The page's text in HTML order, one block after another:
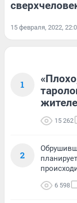
15 февраля, 2022,
1
15 262
2
6 598